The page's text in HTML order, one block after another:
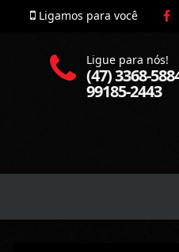
Ligamos para você
Ligue para nós!
(47) 3368-
99185-2443